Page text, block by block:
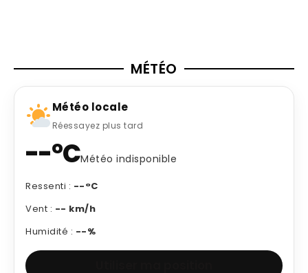
MÉTÉO
Météo locale
Réessayez plus tard
--°CMétéo indisponible
Ressenti : --°C
Vent : -- km/h
Humidité : --%